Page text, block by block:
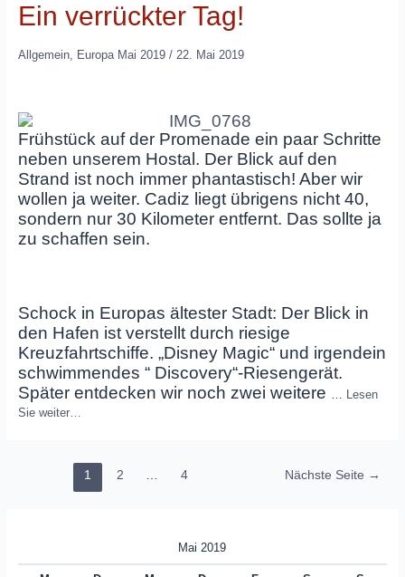
Ein verrückter Tag!
Allgemein, Europa Mai 2019/ 22. Mai 2019
Frühstück auf der Promenade ein paar Schritte
neben unserem Hostal. Der Blick auf den
Strand ist noch immer phantastisch! Aber wir
wollen ja weiter. Cadiz liegt übrigens nicht 40,
sondern nur 30 Kilometer entfernt. Das sollte ja
zu schaffen sein.
Schock in Europas ältester Stadt: Der Blick in
den Hafen ist verstellt durch riesige
Kreuzfahrtschiffe. „Disney Magic“ und irgendein
schwimmendes “ Discovery“-Riesengerät.
Später entdecken wir noch zwei weitere … Lesen
Sie weiter…
Seitennummerierung
1 2 … 4 Nächste Seite →
Mai 2019